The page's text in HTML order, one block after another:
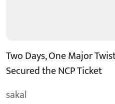
Two Days, One Major
Secured the NCP Ticket
sakal